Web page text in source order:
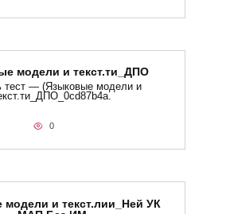
модели и текст.ти_ДПО
тест — (Языковые модели и
0
и текст.лии_Ней УК